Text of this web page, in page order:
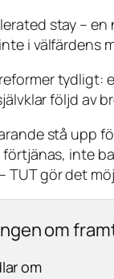
stay –
i välfärdens
tydligt:
följd av
stå upp
inte
TUT gör det
om
om